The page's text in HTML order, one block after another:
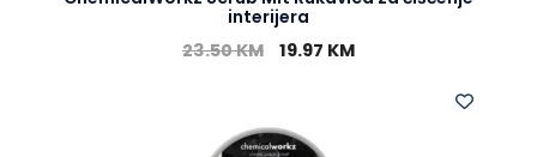
interijera
23.50KM 19.97 KM